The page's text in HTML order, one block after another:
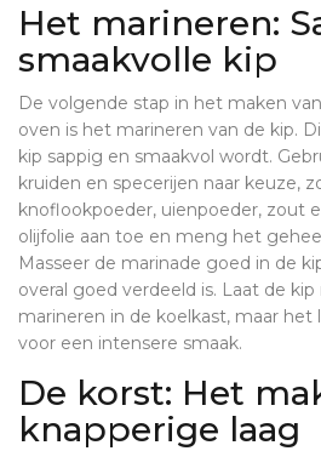
Het marineren:
smaakvolle kip
De volgende stap in het maken
oven is het marineren van de kip.
kip sappig en smaakvol wordt.
kruiden en specerijen naar keuze,
knoflookpoeder, uienpoeder, zout
olijfolie aan toe en meng het
Masseer de marinade goed in de
overal goed verdeeld is. Laat de
marineren in de koelkast, maar
voor een intensere smaak.
De korst: Het
knapperige laag